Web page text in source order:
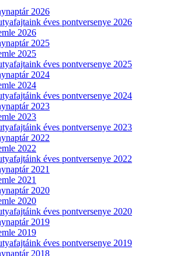
2026
éves pontversenye 2026
2026
2025
2025
éves pontversenye 2025
2024
2024
éves pontversenye 2024
2023
2023
éves pontversenye 2023
2022
2022
éves pontversenye 2022
2021
2021
2020
2020
éves pontversenye 2020
2019
2019
éves pontversenye 2019
2018